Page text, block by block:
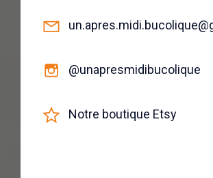
@unapresmidibucolique
Notre boutique Etsy